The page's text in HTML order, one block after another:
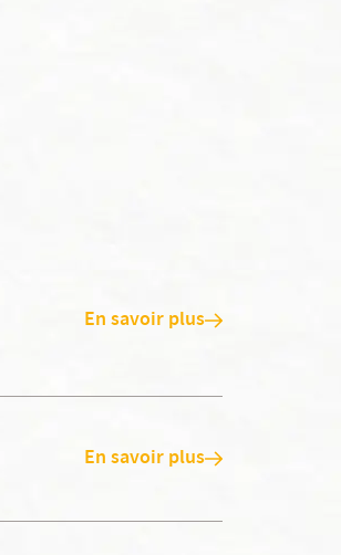
En savoir plus
En savoir plus